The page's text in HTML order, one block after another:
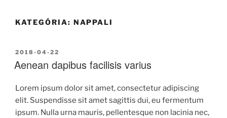
KATEGÓRIA: NAPPALI
2018-04-22
Aenean dapibus facilisis varius
Lorem ipsum dolor sit amet, consectetur adipiscing
elit. Suspendisse sit amet sagittis dui, eu fermentum
ipsum. Nulla urna mauris, pellentesque non lacinia nec,